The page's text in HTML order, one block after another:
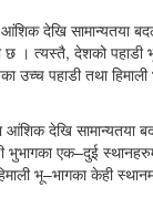
देखि सामान्यतया
। त्यस्तै, देशको पहाडी
उच्च पहाडी तथा
आंशिक देखि सामान्यतया
एक–दुई
भू–भागका केही